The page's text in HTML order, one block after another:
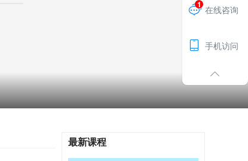
最新课程

1 在线咨询
 手机访问